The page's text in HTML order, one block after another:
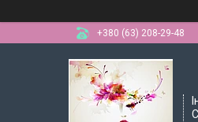
+380 (63) 208-29-48